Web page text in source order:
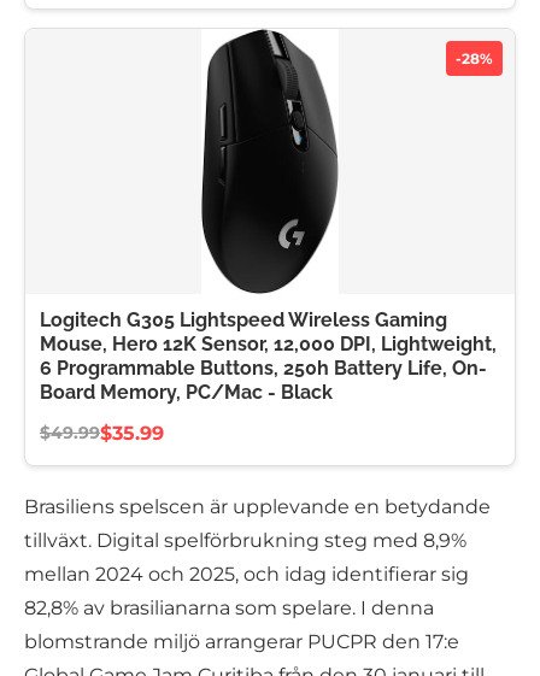
-28%
Logitech G305 Lightspeed Wireless Gaming
Mouse, Hero 12K Sensor, 12,000 DPI, Lightweight,
6 Programmable Buttons, 250h Battery Life, On-
Board Memory, PC/Mac - Black
$49.99$35.99
Brasiliens spelscen är upplevande en betydande
tillväxt. Digital spelförbrukning steg med 8,9%
mellan 2024 och 2025, och idag identifierar sig
82,8% av brasilianarna som spelare. I denna
blomstrande miljö arrangerar PUCPR den 17:e